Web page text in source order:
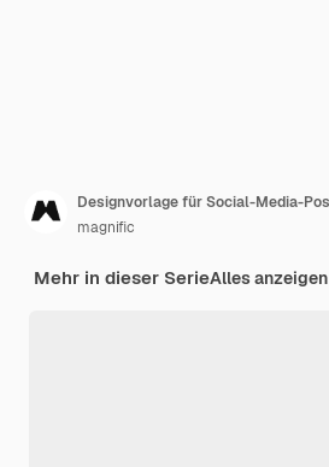
magnific
Mehr in dieser SerieAlles anzeigen